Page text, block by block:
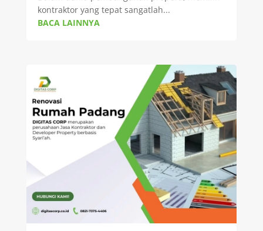
kontraktor yang tepat sangatlah...
BACA LAINNYA